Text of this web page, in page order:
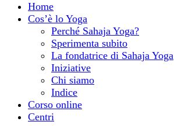
Home
Cos’è lo Yoga
Perché Sahaja Yoga?
Sperimenta subito
La fondatrice di Sahaja Yoga
Iniziative
Chi siamo
Indice
Corso online
Centri